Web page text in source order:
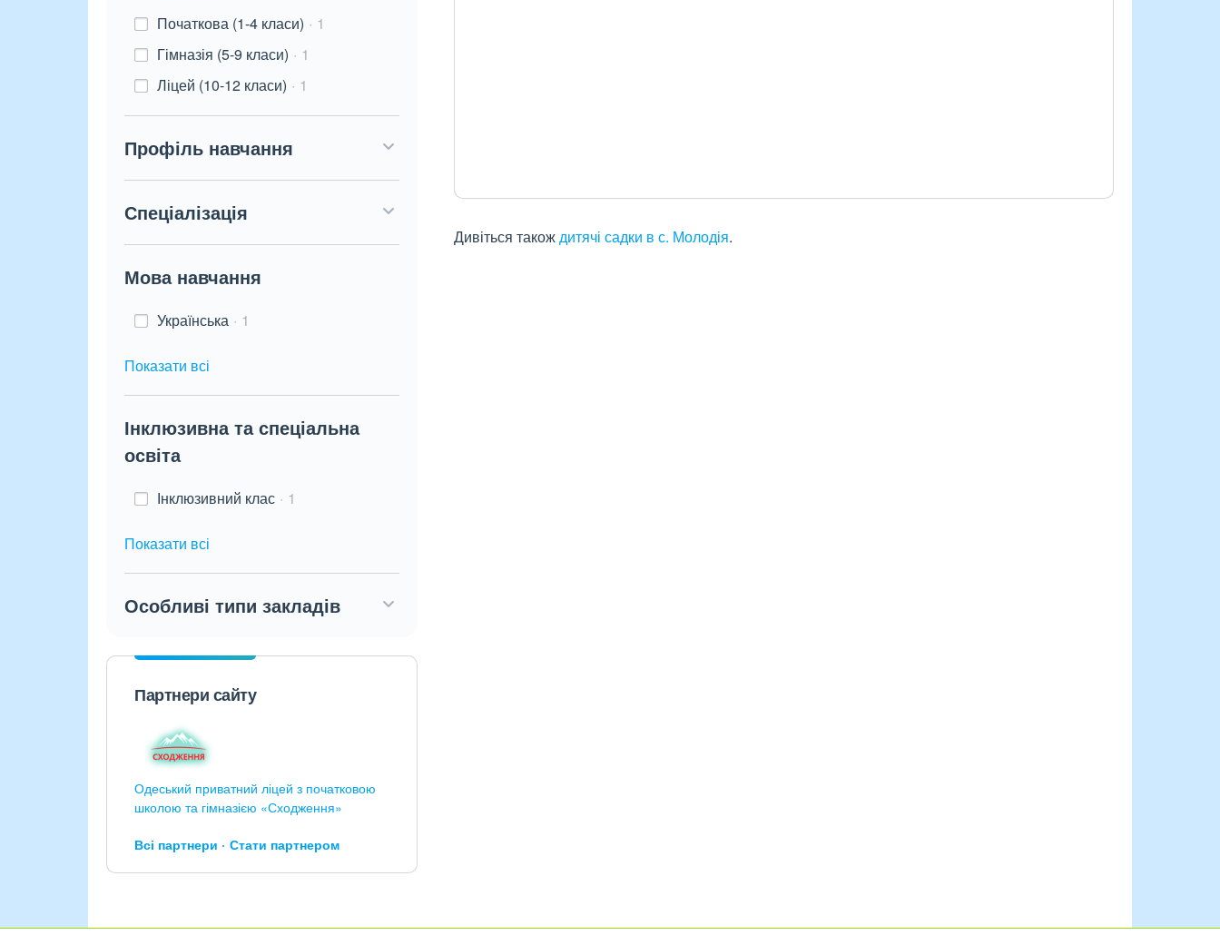
Початкова (1-4 класи)
1
Гімназія (5-9 класи)
1
Ліцей (10-12 класи)
1
Профіль навчання
Спеціалізація
Мова навчання
Українська 1
Показати всі
Інклюзивна та спеціальна
освіта
Інклюзивний клас 1
Показати всі
Особливі типи закладів
Партнери сайту
Одеський приватний ліцей з початковою
школою та гімназією «Сходження»
Всі партнери Стати партнером
Дивіться такождитячі садки в с. Молодія.